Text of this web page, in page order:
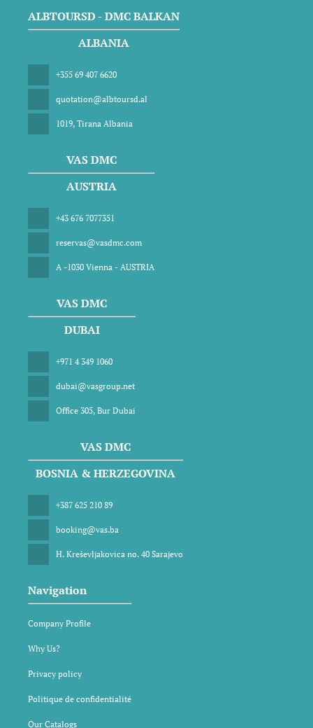
ALBTOURSD - DMC BALKAN
ALBANIA
+355 69 407 6620
quotation@albtoursd.al
1019, Tirana Albania
VAS DMC
AUSTRIA
+43 676 7077351
reservas@vasdmc.com
A -1030 Vienna - AUSTRIA
VAS DMC
DUBAI
+971 4 349 1060
dubai@vasgroup.net
Office 305, Bur Dubai
VAS DMC
BOSNIA & HERZEGOVINA
+387 625 210 89
booking@vas.ba
H. Kreševljakovica no. 40 Sarajevo
Navigation
Company Profile
Why Us?
Privacy policy
Politique de confidentialité
Our Catalogs